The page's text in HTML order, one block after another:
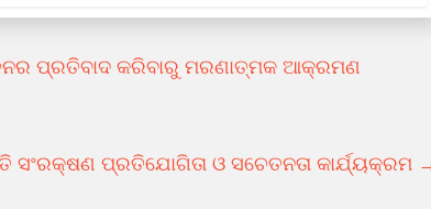
ପ୍ରତିବାଦ କରିବାରୁ ମରଣାତ୍ମକ ଆକ୍ରମଣ
ସଂରକ୍ଷଣ ପ୍ରତିଯୋଗିତା ଓ ସଚେତନତା କାର୍ଯ୍ୟକ୍ରମ